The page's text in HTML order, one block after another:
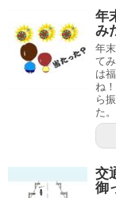
年
み
年
て
は
ね
ら
た。
交
御